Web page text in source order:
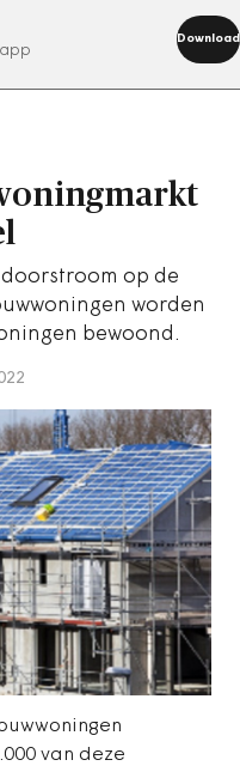
Download
op de
worden
bewoond.
van deze